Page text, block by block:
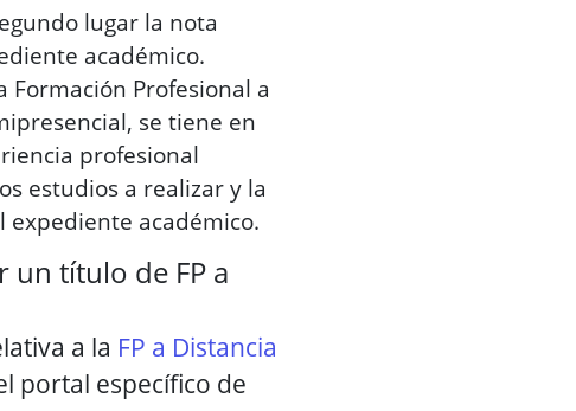
lugar la nota
académico.
Formación Profesional a
se tiene en
profesional
estudios a realizar y la
expediente académico.
un título de FP a
a la FP a Distancia
portal específico de